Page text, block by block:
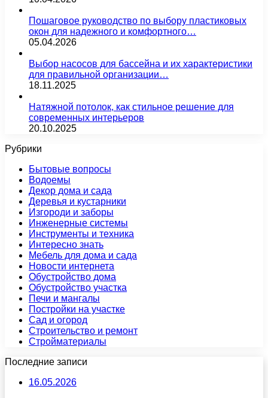
Пошаговое руководство по выбору пластиковых
окон для надежного и комфортного…
05.04.2026
Выбор насосов для бассейна и их характеристики
для правильной организации…
18.11.2025
Натяжной потолок, как стильное решение для
современных интерьеров
20.10.2025
Рубрики
Бытовые вопросы
Водоемы
Декор дома и сада
Деревья и кустарники
Изгороди и заборы
Инженерные системы
Инструменты и техника
Интересно знать
Мебель для дома и сада
Новости интернета
Обустройство дома
Обустройство участка
Печи и мангалы
Постройки на участке
Сад и огород
Строительство и ремонт
Стройматериалы
Последние записи
16.05.2026